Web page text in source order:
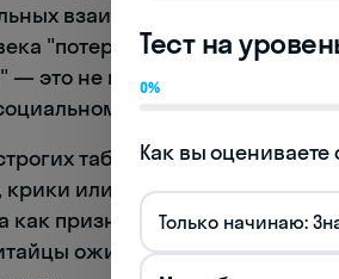
взаимодействий.
"потерять лицо",
— это не просто репутация, а
статусе.
табу в Китае —
или агрессивная
как признак слабости и
ожидают, что вы
Тест на
0%
Как вы оцениваете
Только начинаю: